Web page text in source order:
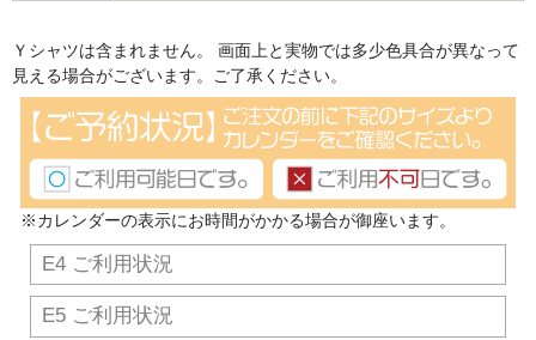
Ｙシャツは含まれません。 画面上と実物では多少色具合が異なって
見える場合がございます。ご了承ください。
※カレンダーの表示にお時間がかかる場合が御座います。
E4 ご利用状況
E5 ご利用状況